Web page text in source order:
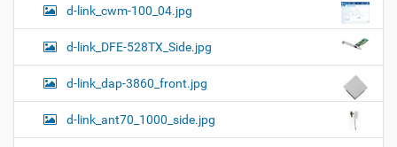
d-link_cwm-100_04.jpg
d-link_DFE-528TX_Side.jpg
d-link_dap-3860_front.jpg
d-link_ant70_1000_side.jpg